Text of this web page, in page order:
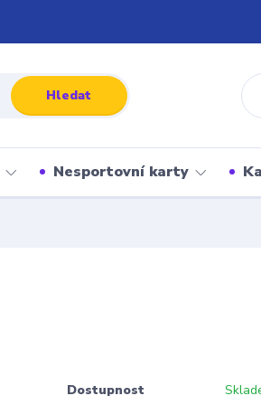
Hledat
Nesportovní karty
Dostupnost